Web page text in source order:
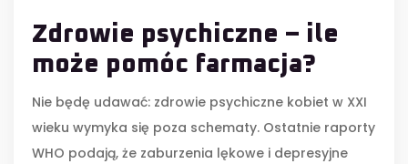
Zdrowie psychiczne – ile
może pomóc farmacja?
Nie będę udawać: zdrowie psychiczne kobiet w XXI
wieku wymyka się poza schematy. Ostatnie raporty
WHO podają, że zaburzenia lękowe i depresyjne